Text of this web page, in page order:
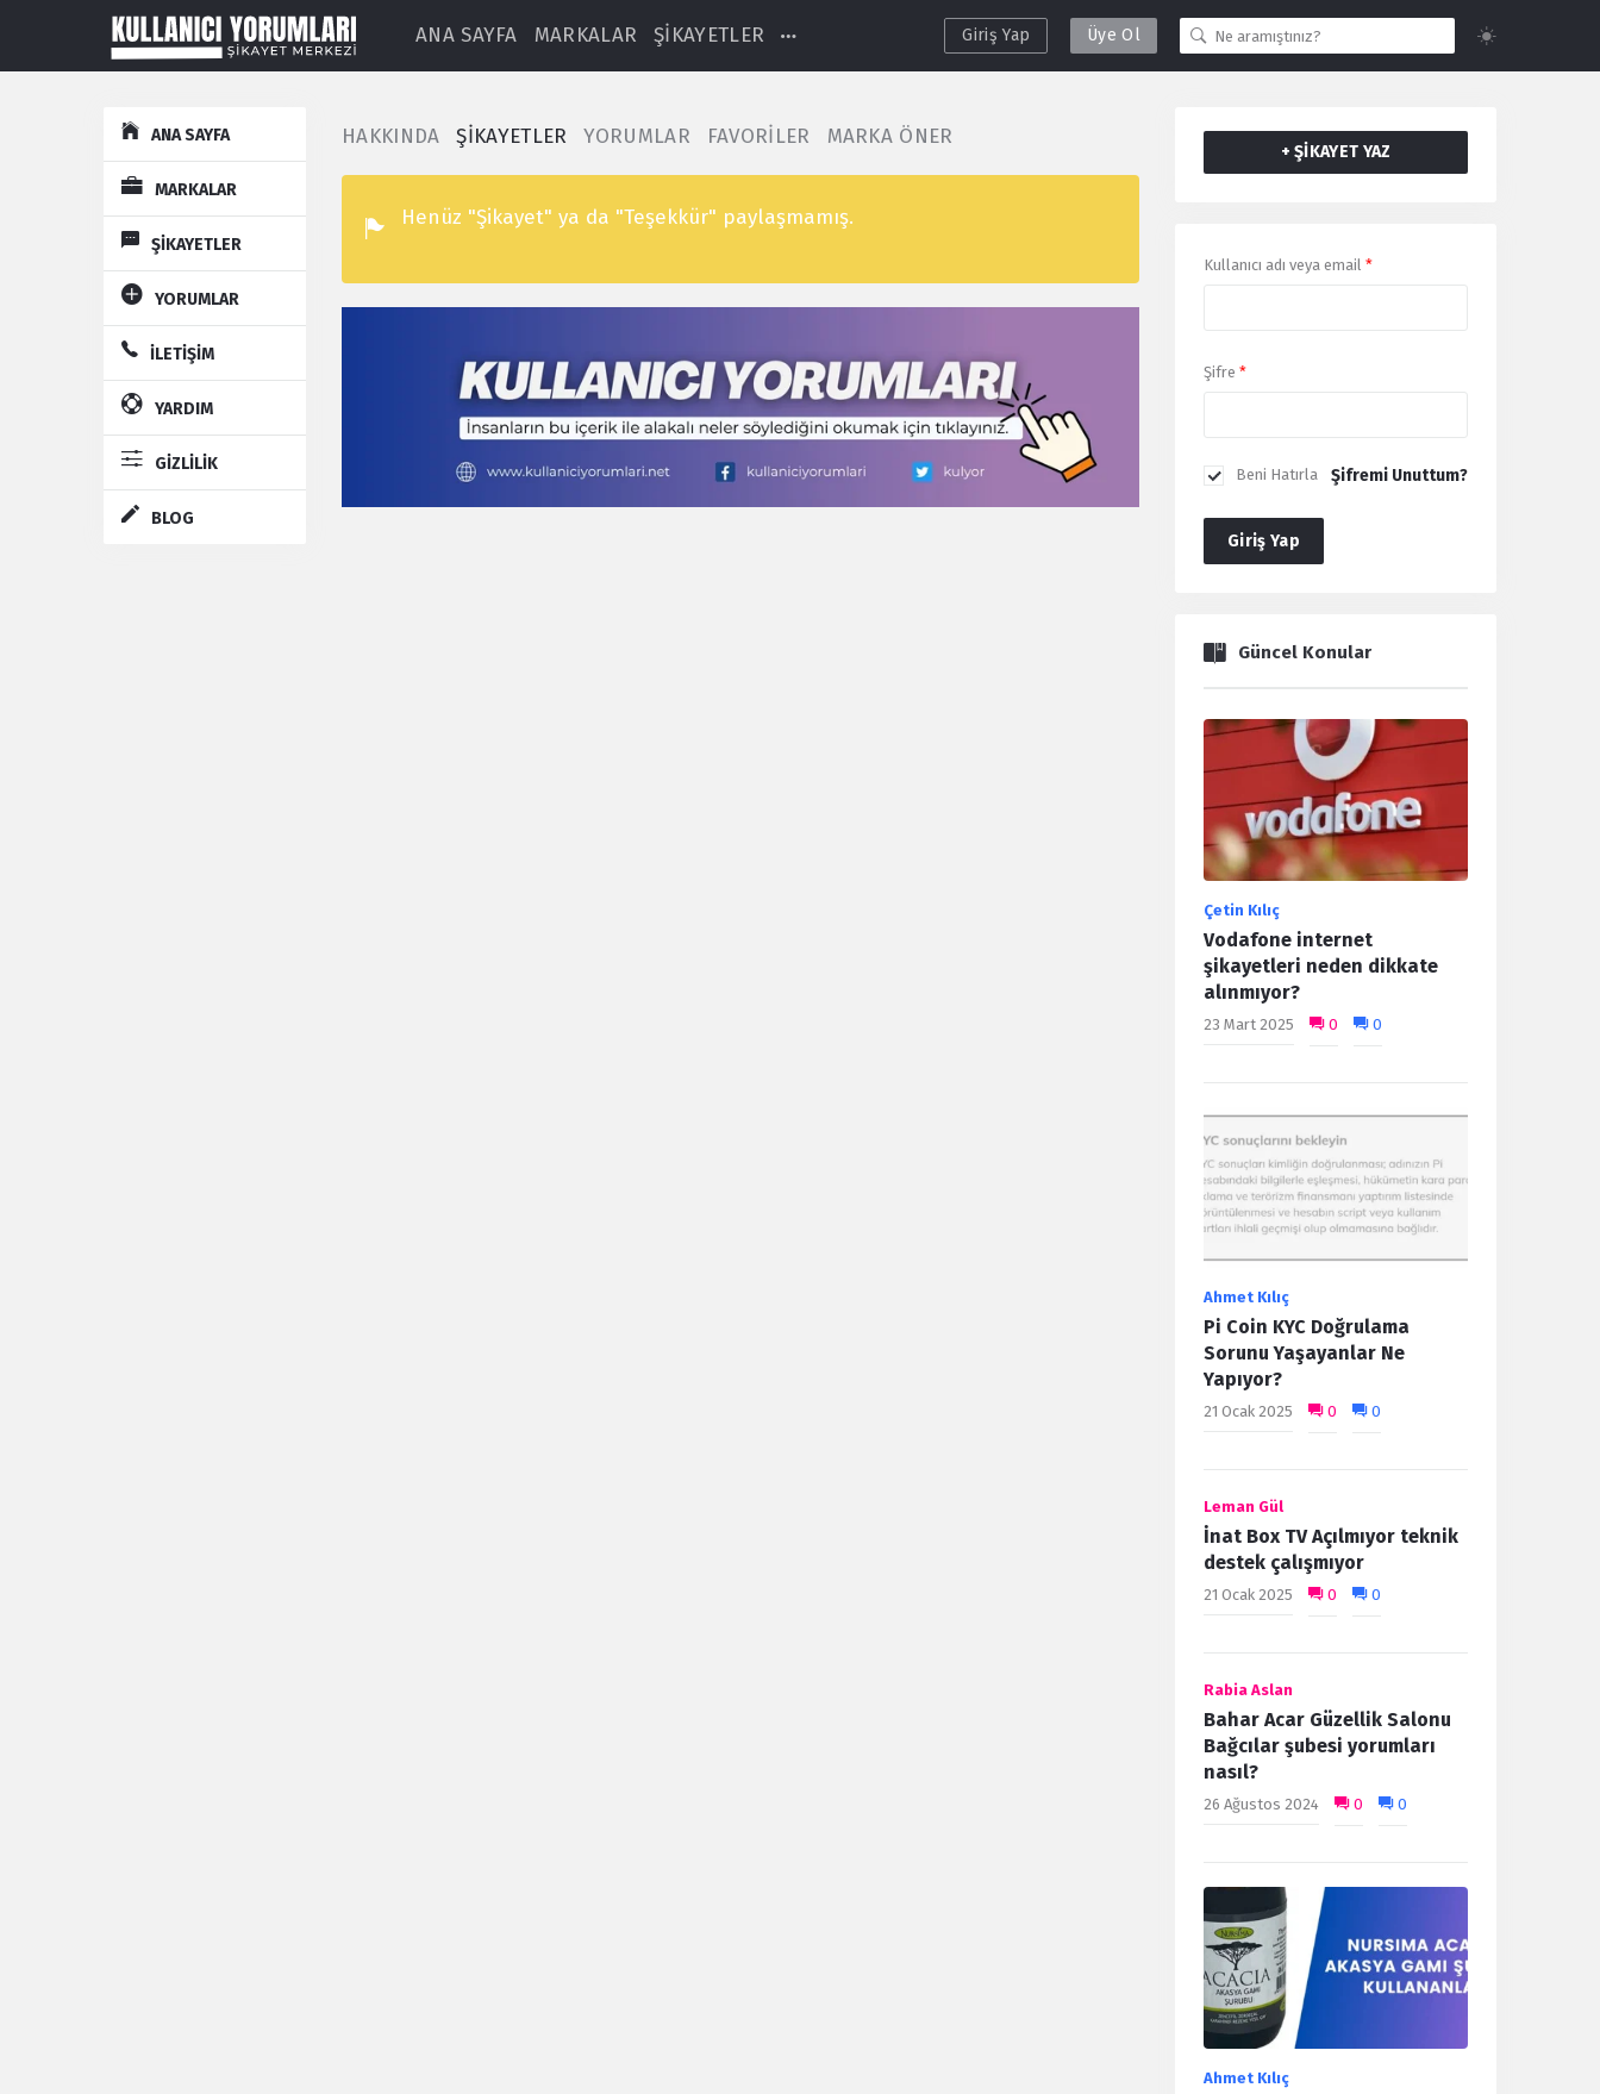
ANA SAYFA MARKALAR ŞİKAYETLER Giriş Yap Üye Ol
ExploreANA SAYFA
MARKALAR
ŞİKAYETLER
YORUMLAR
İLETİŞİM
YARDIM
GİZLİLİK
BLOG
HAKKINDA ŞİKAYETLER YORUMLAR FAVORİLER MARKA ÖNER
Henüz "Şikayet" ya da "Teşekkür" paylaşmamış.
+ ŞİKAYET YAZ
Giriş
Kullanıcı adı veya email *
Şifre *
Beni Hatırla Şifremi Unuttum?
Giriş Yap
Güncel Konular
Çetin Kılıç
Vodafone internet
şikayetleri neden dikkate
alınmıyor?
23 Mart 2025 0 0
Ahmet Kılıç
Pi Coin KYC Doğrulama
Sorunu Yaşayanlar Ne
Yapıyor?
21 Ocak 2025 0 0
Leman Gül
İnat Box TV Açılmıyor teknik
destek çalışmıyor
21 Ocak 2025 0 0
Rabia Aslan
Bahar Acar Güzellik Salonu
Bağcılar şubesi yorumları
nasıl?
26 Ağustos 2024 0 0
Ahmet Kılıç